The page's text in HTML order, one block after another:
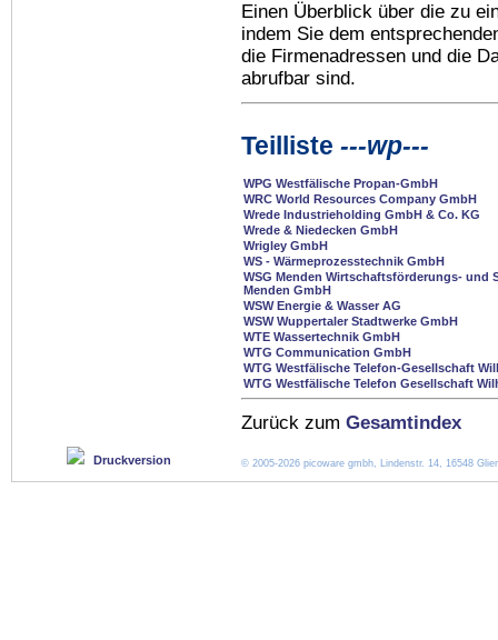
Einen Überblick über die zu
indem Sie dem
die Firmenadressen und die
abrufbar sind.
Teilliste ---wp---
WPG Westfälische Propan-GmbH
WRC World Resources Company GmbH
Wrede Industrieholding GmbH & Co. KG
Wrede & Niedecken GmbH
Wrigley GmbH
WS - Wärmeprozesstechnik GmbH
WSG Menden Wirtschaftsförderungs- und
Menden GmbH
WSW Energie & Wasser AG
WSW Wuppertaler Stadtwerke GmbH
WTE Wassertechnik GmbH
WTG Communication GmbH
WTG Westfälische Telefon-Gesellschaft
WTG Westfälische Telefon Gesellschaft
Zurück zum Gesamtindex
Druckversion © 2005-2026 picoware gmbh, Lindenstr. 14, 16548